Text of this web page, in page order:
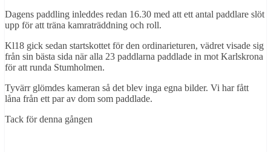
Dagens paddling inleddes redan 16.30 med att ett antal paddlare slöt
upp för att träna kamraträddning och roll.
Kl18 gick sedan startskottet för den ordinarieturen, vädret visade sig
från sin bästa sida när alla 23 paddlarna paddlade in mot Karlskrona
för att runda Stumholmen.
Tyvärr glömdes kameran så det blev inga egna bilder. Vi har fått
låna från ett par av dom som paddlade.
Tack för denna gången